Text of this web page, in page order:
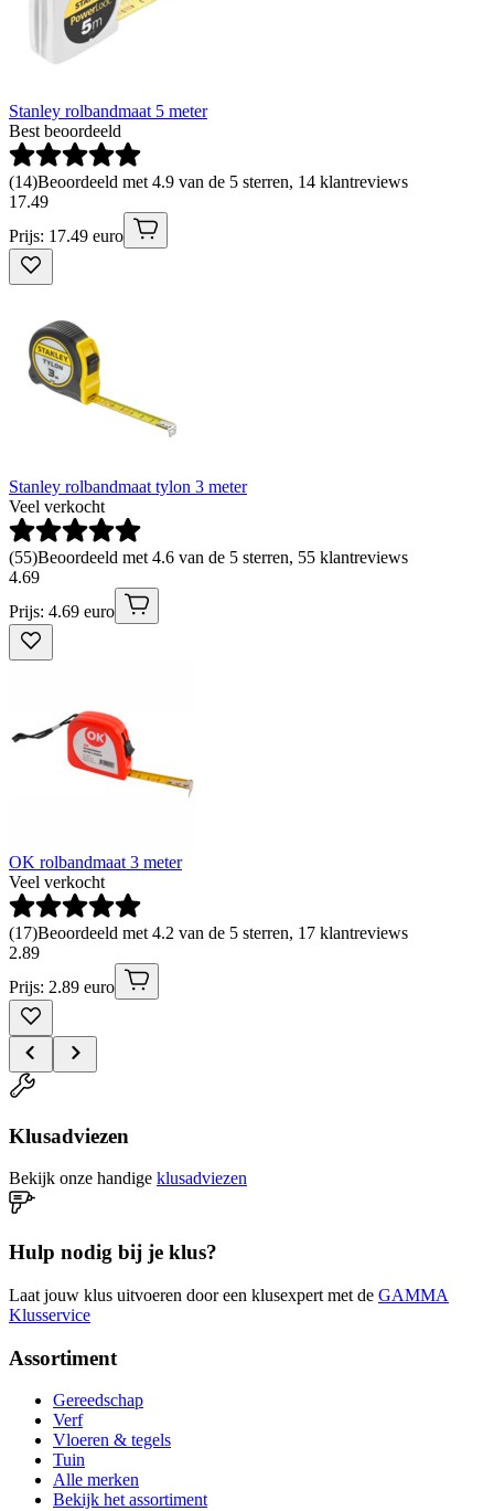
Stanley rolbandmaat 5 meter
Best beoordeeld
(14)Beoordeeld met 4.9 van de 5 sterren, 14 klantreviews
17.49
Prijs: 17.49 euro
Stanley rolbandmaat tylon 3 meter
Veel verkocht
(55)Beoordeeld met 4.6 van de 5 sterren, 55 klantreviews
4.69
Prijs: 4.69 euro
OK rolbandmaat 3 meter
Veel verkocht
(17)Beoordeeld met 4.2 van de 5 sterren, 17 klantreviews
2.89
Prijs: 2.89 euro
Klusadviezen
Bekijk onze handige klusadviezen
Hulp nodig bij je klus?
Laat jouw klus uitvoeren door een klusexpert met de GAMMA
Klusservice
Assortiment
Gereedschap
Verf
Vloeren & tegels
Tuin
Alle merken
Bekijk het assortiment